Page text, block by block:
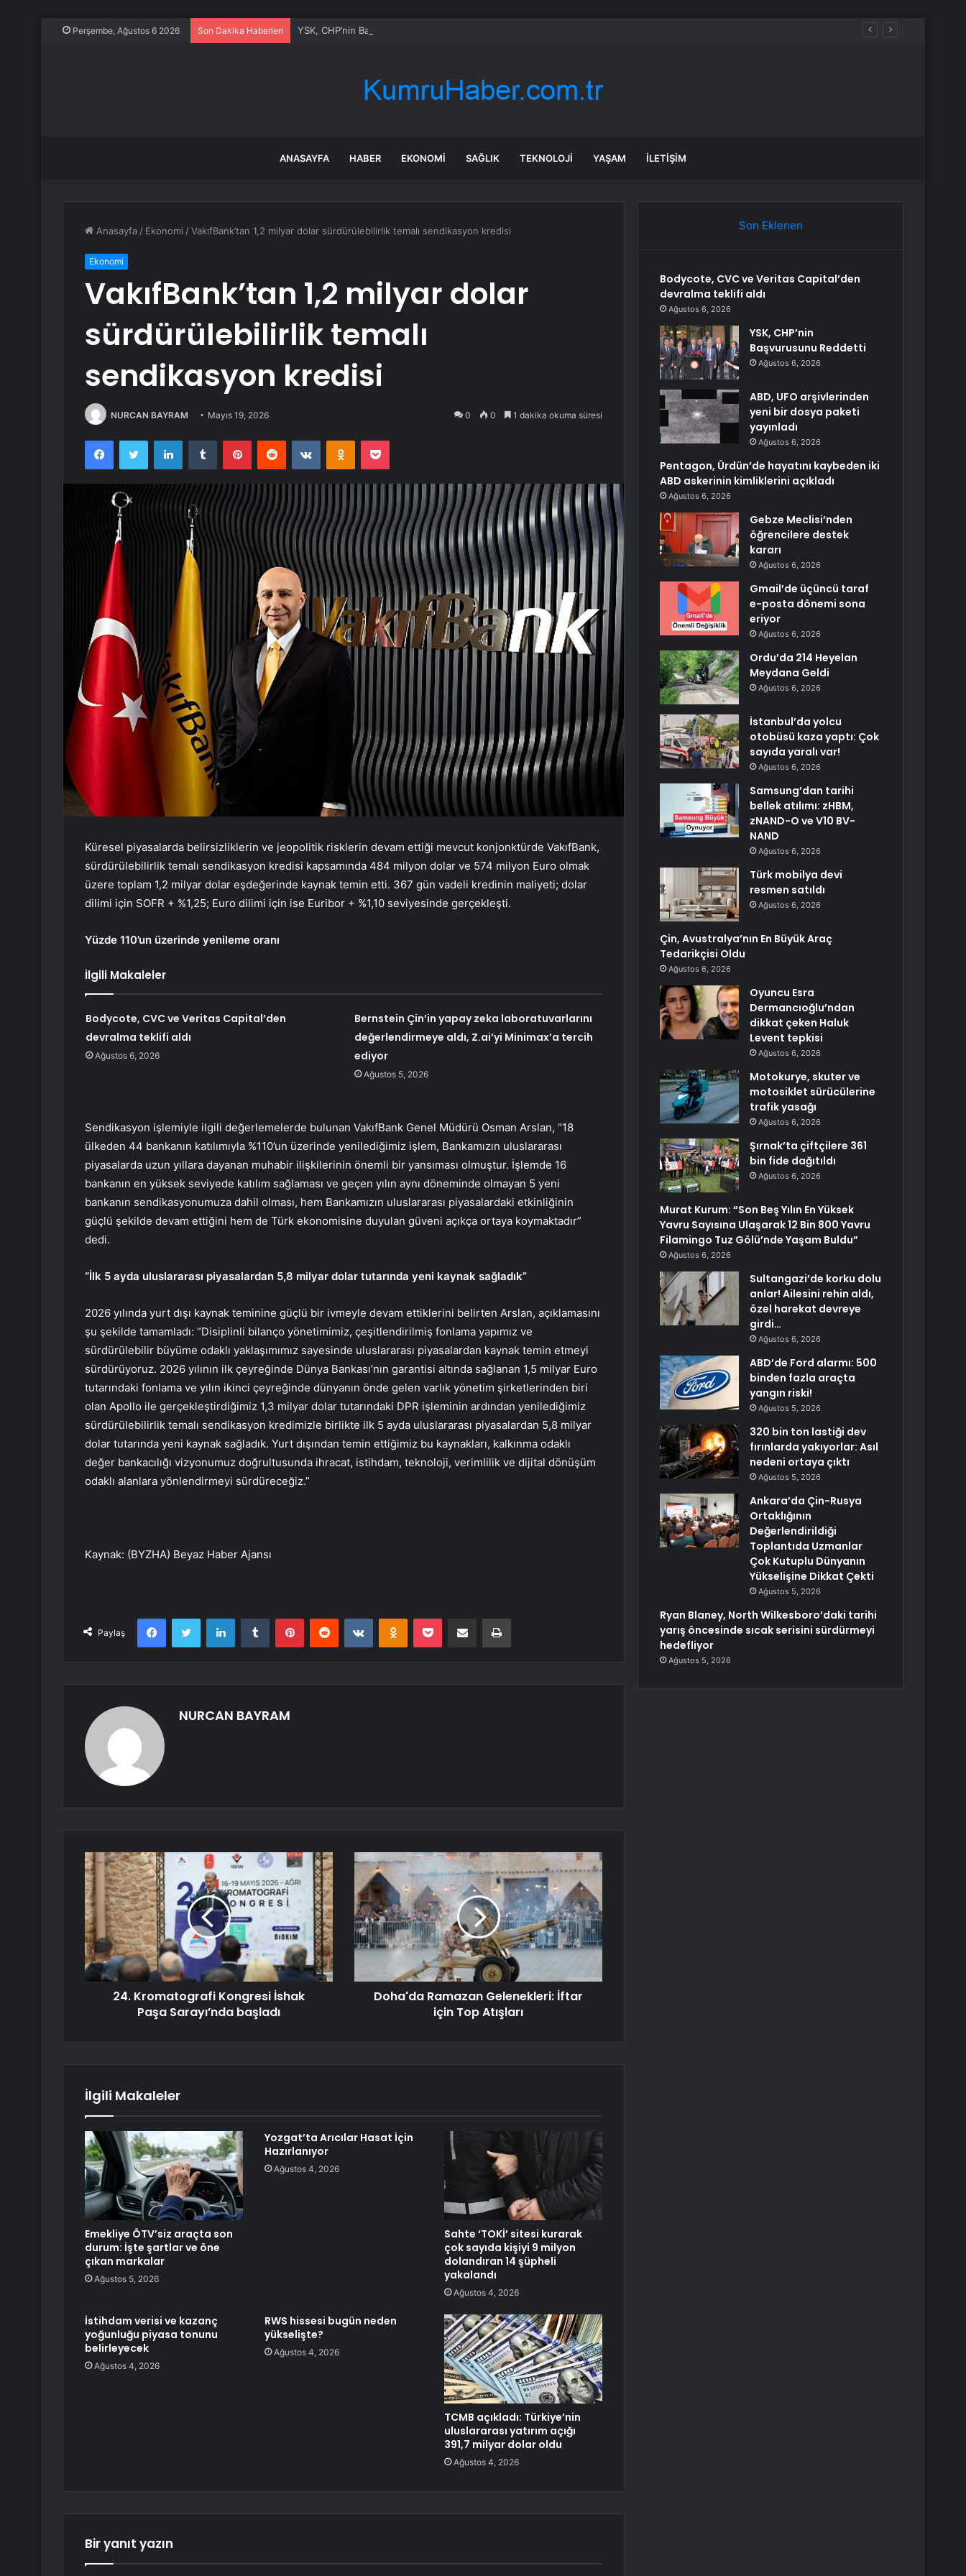
Perşembe, Ağustos 6 2026 Son Dakika Haberleri YSK, CHP’nin Başvurusunu Reddetti
ANASAYFA HABER EKONOMI SAĞLIK TEKNOLOJI YAŞAM İLETIŞIM
Anasayfa / Ekonomi /VakıfBank’tan 1,2 milyar dolar sürdürülebilirlik temalı sendikasyon kredisi
Ekonomi
VakıfBank’tan 1,2 milyar dolar
sürdürülebilirlik temalı
sendikasyon kredisi
NURCAN BAYRAM Mayıs 19, 2026 0 0 1 dakika okuma süresi
FacebookTwitter LinkedInTumblr PinterestReddit VKontakteOdnoklassniki
Pocket
Küresel piyasalarda belirsizliklerin ve jeopolitik risklerin devam ettiği mevcut konjonktürde VakıfBank,
sürdürülebilirlik temalı sendikasyon kredisi kapsamında 484 milyon dolar ve 574 milyon Euro olmak
üzere toplam 1,2 milyar dolar eşdeğerinde kaynak temin etti. 367 gün vadeli kredinin maliyeti; dolar
dilimi için SOFR + %1,25; Euro dilimi için ise Euribor + %1,10 seviyesinde gerçekleşti.
Yüzde 110’un üzerinde yenileme oranı
İlgili Makaleler
Bodycote, CVC ve Veritas Capital’den
devralma teklifi aldı
Ağustos 6, 2026
Bernstein Çin’in yapay zeka laboratuvarlarını
değerlendirmeye aldı, Z.ai’yi Minimax’a tercih
ediyor
Ağustos 5, 2026
Sendikasyon işlemiyle ilgili değerlemelerde bulunan VakıfBank Genel Müdürü Osman Arslan, “18
ülkeden 44 bankanın katılımıyla %110’un üzerinde yenilediğimiz işlem, Bankamızın uluslararası
piyasalarda uzun yıllara dayanan muhabir ilişkilerinin önemli bir yansıması olmuştur. İşlemde 16
bankanın en yüksek seviyede katılım sağlaması ve geçen yılın aynı döneminde olmayan 5 yeni
bankanın sendikasyonumuza dahil olması, hem Bankamızın uluslararası piyasalardaki etkinliğinin
güçlü şekilde devam ettiğini hem de Türk ekonomisine duyulan güveni açıkça ortaya koymaktadır”
dedi.
“İlk 5 ayda uluslararası piyasalardan 5,8 milyar dolar tutarında yeni kaynak sağladık”
2026 yılında yurt dışı kaynak teminine güçlü bir ivmeyle devam ettiklerini belirten Arslan, açıklamasını
şu şekilde tamamladı: “Disiplinli bilanço yönetimimiz, çeşitlendirilmiş fonlama yapımız ve
sürdürülebilir büyüme odaklı yaklaşımımız sayesinde uluslararası piyasalardan kaynak temin etmeyi
sürdürüyoruz. 2026 yılının ilk çeyreğinde Dünya Bankası’nın garantisi altında sağlanan 1,5 milyar Euro
tutarındaki fonlama ve yılın ikinci çeyreğinde dünyanın önde gelen varlık yönetim şirketlerinden biri
olan Apollo ile gerçekleştirdiğimiz 1,3 milyar dolar tutarındaki DPR işleminin ardından yenilediğimiz
sürdürülebilirlik temalı sendikasyon kredimizle birlikte ilk 5 ayda uluslararası piyasalardan 5,8 milyar
dolar tutarında yeni kaynak sağladık. Yurt dışından temin ettiğimiz bu kaynakları, kalkınma odaklı
değer bankacılığı vizyonumuz doğrultusunda ihracat, istihdam, teknoloji, verimlilik ve dijital dönüşüm
odaklı alanlara yönlendirmeyi sürdüreceğiz.”
Kaynak: (BYZHA) Beyaz Haber Ajansı
Paylaş
FacebookTwitter LinkedInTumblr PinterestReddit VKontakteOdnoklassniki
Pocket E-Posta ile paylaş Yazdır
NURCAN BAYRAM
24. Kromatografi Kongresi İshak
Paşa Sarayı’nda başladı
Doha'da Ramazan Gelenekleri: İftar
için Top Atışları
İlgili Makaleler
Emekliye ÖTV’siz araçta son
durum: İşte şartlar ve öne
çıkan markalar
Ağustos 5, 2026
Yozgat’ta Arıcılar Hasat İçin
Hazırlanıyor
Ağustos 4, 2026
Sahte ‘TOKİ’ sitesi kurarak
çok sayıda kişiyi 9 milyon
dolandıran 14 şüpheli
yakalandı
Ağustos 4, 2026
İstihdam verisi ve kazanç
yoğunluğu piyasa tonunu
belirleyecek
Ağustos 4, 2026
RWS hissesi bugün neden
yükselişte?
Ağustos 4, 2026
TCMB açıkladı: Türkiye’nin
uluslararası yatırım açığı
391,7 milyar dolar oldu
Ağustos 4, 2026
Bir yanıt yazın
Son Eklenen
Bodycote, CVC ve Veritas Capital’den
devralma teklifi aldı
Ağustos 6, 2026
YSK, CHP’nin
Başvurusunu Reddetti
Ağustos 6, 2026
ABD, UFO arşivlerinden
yeni bir dosya paketi
yayınladı
Ağustos 6, 2026
Pentagon, Ürdün’de hayatını kaybeden iki
ABD askerinin kimliklerini açıkladı
Ağustos 6, 2026
Gebze Meclisi’nden
öğrencilere destek
kararı
Ağustos 6, 2026
Gmail’de üçüncü taraf
e-posta dönemi sona
eriyor
Ağustos 6, 2026
Ordu’da 214 Heyelan
Meydana Geldi
Ağustos 6, 2026
İstanbul’da yolcu
otobüsü kaza yaptı: Çok
sayıda yaralı var!
Ağustos 6, 2026
Samsung’dan tarihi
bellek atılımı: zHBM,
zNAND-O ve V10 BV-
NAND
Ağustos 6, 2026
Türk mobilya devi
resmen satıldı
Ağustos 6, 2026
Çin, Avustralya’nın En Büyük Araç
Tedarikçisi Oldu
Ağustos 6, 2026
Oyuncu Esra
Dermancıoğlu’ndan
dikkat çeken Haluk
Levent tepkisi
Ağustos 6, 2026
Motokurye, skuter ve
motosiklet sürücülerine
trafik yasağı
Ağustos 6, 2026
Şırnak’ta çiftçilere 361
bin fide dağıtıldı
Ağustos 6, 2026
Murat Kurum: “Son Beş Yılın En Yüksek
Yavru Sayısına Ulaşarak 12 Bin 800 Yavru
Filamingo Tuz Gölü’nde Yaşam Buldu”
Ağustos 6, 2026
Sultangazi’de korku dolu
anlar! Ailesini rehin aldı,
özel harekat devreye
girdi…
Ağustos 6, 2026
ABD’de Ford alarmı: 500
binden fazla araçta
yangın riski!
Ağustos 5, 2026
320 bin ton lastiği dev
fırınlarda yakıyorlar: Asıl
nedeni ortaya çıktı
Ağustos 5, 2026
Ankara’da Çin-Rusya
Ortaklığının
Değerlendirildiği
Toplantıda Uzmanlar
Çok Kutuplu Dünyanın
Yükselişine Dikkat Çekti
Ağustos 5, 2026
Ryan Blaney, North Wilkesboro’daki tarihi
yarış öncesinde sıcak serisini sürdürmeyi
hedefliyor
Ağustos 5, 2026